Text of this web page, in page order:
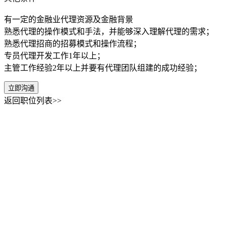
有一定的金融业代理资源及金融背景
熟悉代理的操作模式和手法，并能够深入理解代理的需求；
熟悉代理招商的招募模式和操作流程；
专员代理开发工作1年以上；
主管工作经验2年以上并要有代理团队组建的成功经验；
立即沟通
返回职位列表>>